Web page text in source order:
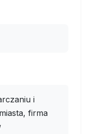
i
firma